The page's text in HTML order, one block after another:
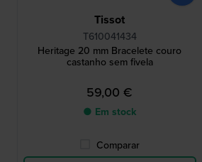
Tissot
T610041434
Heritage 20 mm Bracelete couro
castanho sem fivela
59,00 €
● Em stock
Comparar